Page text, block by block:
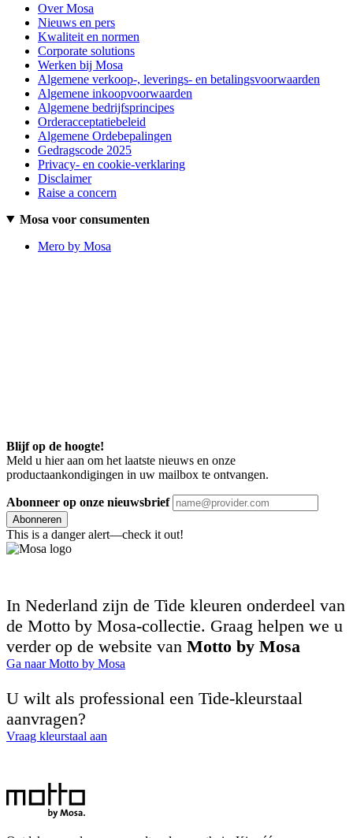
Over Mosa
Nieuws en pers
Kwaliteit en normen
Corporate solutions
Werken bij Mosa
Algemene verkoop-, leverings- en betalingsvoorwaarden
Algemene inkoopvoorwaarden
Algemene bedrijfsprincipes
Orderacceptatiebeleid
Algemene Ordebepalingen
Gedragscode 2025
Privacy- en cookie-verklaring
Disclaimer
Raise a concern
Mosa voor consumenten
Mero by Mosa
Blijf op de hoogte!
Meld u hier aan om het laatste nieuws en onze
productaankondigingen in uw mailbox te ontvangen.
Abonneer op onze nieuwsbrief
Abonneren
This is a danger alert—check it out!
In Nederland zijn de Tide kleuren onderdeel van
de Motto by Mosa-collectie. Graag helpen we u
verder op de website van Motto by Mosa
Ga naar Motto by Mosa
U wilt als professional een Tide-kleurstaal
aanvragen?
Vraag kleurstaal aan